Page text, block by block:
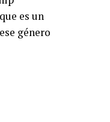
es un
género